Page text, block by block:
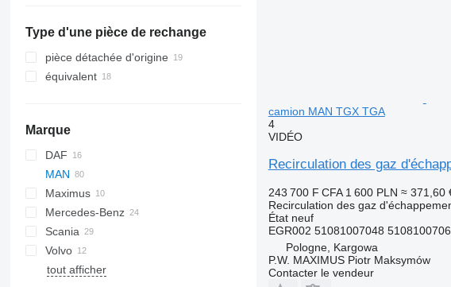
Type d'une pièce de rechange
pièce détachée d'origine
équivalent
Marque
DAF
CF
XF
EuroCargo
MAN
TGA
TGL
TGM
TGS
TGX
Maximus
Mercedes-Benz
A-Class
Actros
Antos
Maxity
Scania
R-series
Volvo
FL
tout afficher
camion MAN TGX TGA
4
VIDÉO
Recirculation des gaz
243 700 F CFA 1 600 PLN ≈ 371,60
Recirculation des gaz
Étatneuf
EGR002 51081007048
Pologne, Kargowa
P.W. MAXIMUS Piotr Maksymów
Contacter le vendeur